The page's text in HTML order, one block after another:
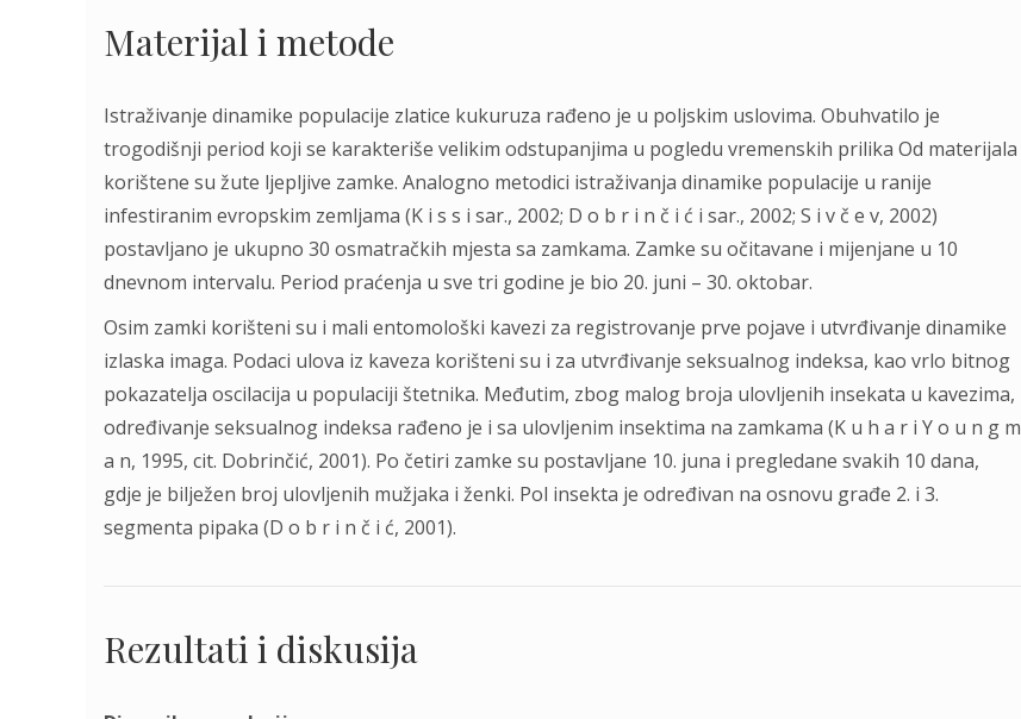
Materijal i metode
Istraživanje dinamike populacije zlatice kukuruza rađeno je u poljskim uslovima. Obuhvatilo je
trogodišnji period koji se karakteriše velikim odstupanjima u pogledu vremenskih prilika Od materijala
korištene su žute ljepljive zamke. Analogno metodici istraživanja dinamike populacije u ranije
infestiranim evropskim zemljama (K i s s i sar., 2002; D o b r i n č i ć i sar., 2002; S i v č e v, 2002)
postavljano je ukupno 30 osmatračkih mjesta sa zamkama. Zamke su očitavane i mijenjane u 10
dnevnom intervalu. Period praćenja u sve tri godine je bio 20. juni – 30. oktobar.
Osim zamki korišteni su i mali entomološki kavezi za registrovanje prve pojave i utvrđivanje dinamike
izlaska imaga. Podaci ulova iz kaveza korišteni su i za utvrđivanje seksualnog indeksa, kao vrlo bitnog
pokazatelja oscilacija u populaciji štetnika. Međutim, zbog malog broja ulovljenih insekata u kavezima,
određivanje seksualnog indeksa rađeno je i sa ulovljenim insektima na zamkama (K u h a r i Y o u n g m
a n, 1995, cit. Dobrinčić, 2001). Po četiri zamke su postavljane 10. juna i pregledane svakih 10 dana,
gdje je bilježen broj ulovljenih mužjaka i ženki. Pol insekta je određivan na osnovu građe 2. i 3.
segmenta pipaka (D o b r i n č i ć, 2001).
Rezultati i diskusija